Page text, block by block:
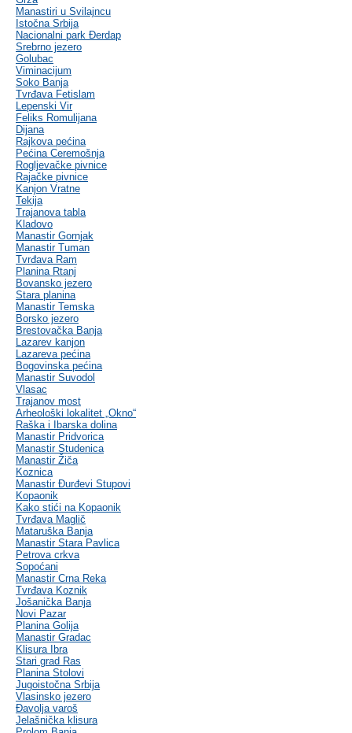
Manastiri u Svilajncu
Istočna Srbija
Nacionalni park Đerdap
Srebrno jezero
Golubac
Viminacijum
Soko Banja
Tvrđava Fetislam
Lepenski Vir
Feliks Romulijana
Dijana
Rajkova pećina
Pećina Ceremošnja
Rogljevačke pivnice
Rajačke pivnice
Kanjon Vratne
Tekija
Trajanova tabla
Kladovo
Manastir Gornjak
Manastir Tuman
Tvrđava Ram
Planina Rtanj
Bovansko jezero
Stara planina
Manastir Temska
Borsko jezero
Brestovačka Banja
Lazarev kanjon
Lazareva pećina
Bogovinska pećina
Manastir Suvodol
Vlasac
Trajanov most
Arheološki lokalitet „Okno“
Raška i Ibarska dolina
Manastir Pridvorica
Manastir Studenica
Manastir Žiča
Koznica
Manastir Đurđevi Stupovi
Kopaonik
Kako stići na Kopaonik
Tvrđava Maglič
Mataruška Banja
Manastir Stara Pavlica
Petrova crkva
Sopoćani
Manastir Crna Reka
Tvrđava Koznik
Jošanička Banja
Novi Pazar
Planina Golija
Manastir Gradac
Klisura Ibra
Stari grad Ras
Planina Stolovi
Jugoistočna Srbija
Vlasinsko jezero
Đavolja varoš
Jelašnička klisura